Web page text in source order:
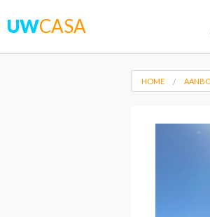
UWCASA
HOME